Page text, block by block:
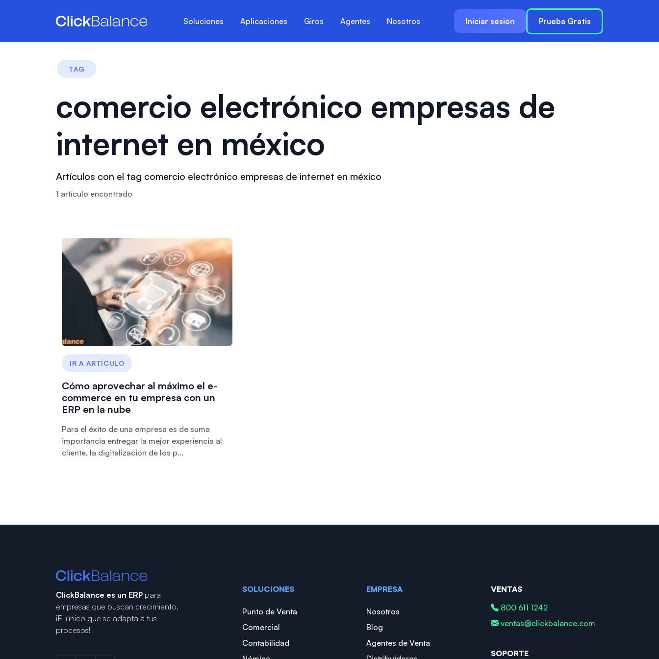
Soluciones Aplicaciones Giros Agentes Nosotros Iniciar sesión Prueba Gratis
TAG
comercio electrónico empresas de
internet en méxico
Artículos con el tag comercio electrónico empresas de internet en méxico
1 artículo encontrado
IR A ARTÍCULO
Cómo aprovechar al máximo el e-
commerce en tu empresa con un
ERP en la nube
Para el éxito de una empresa es de suma
importancia entregar la mejor experiencia al
cliente, la digitalización de los p...
ClickBalance es un ERP para
empresas que buscan crecimiento.
¡El único que se adapta a tus
procesos!
SOLUCIONES
Punto de Venta
Comercial
Contabilidad
EMPRESA
Nosotros
Blog
Agentes de Venta
VENTAS
800 611 1242
ventas@clickbalance.com
SOPORTE